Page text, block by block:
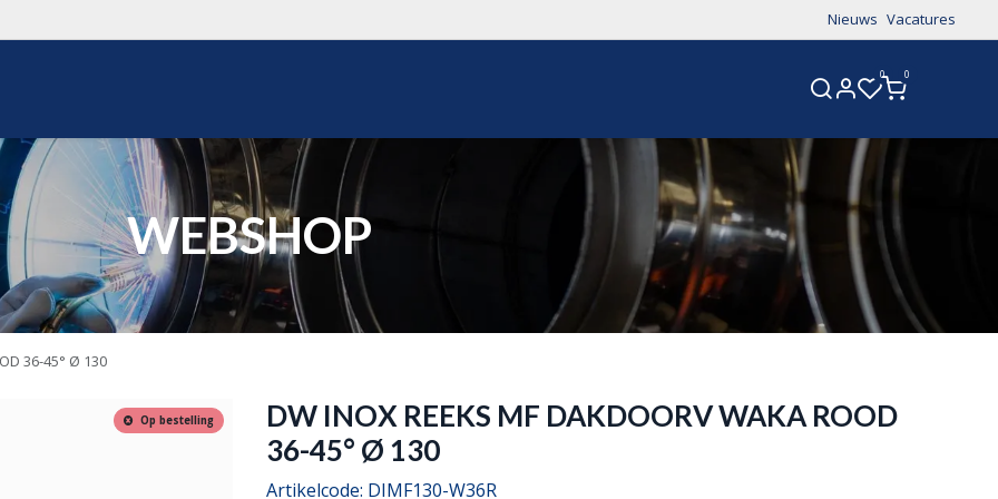
Nieuws Vacatures
0 0
WEBSHOP
36-45° Ø 130
Op bestelling
DW INOX REEKS MF DAKDOORV WAKA ROOD
36-45° Ø 130
Artikelcode: DIMF130-W36R